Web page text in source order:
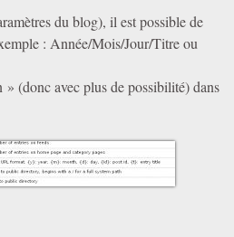
du blog), il est possible de
: Année/Mois/Jour/Titre ou
(donc avec plus de possibilité) dans